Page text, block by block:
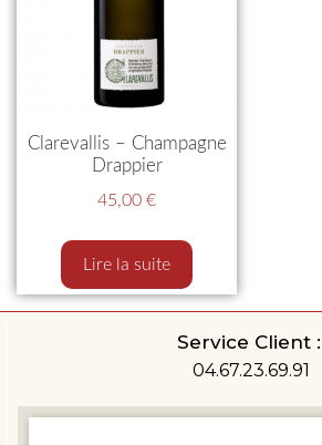
Clarevallis – Champagne
Drappier
45,00 €
Lire la suite
Service Client :
04.67.23.69.91